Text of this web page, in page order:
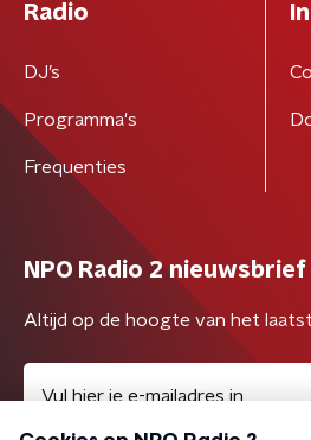
Radio
DJ’s
Programma's
Frequenties
NPO Radio 2 nieuwsbrief
Altijd op de hoogte van het